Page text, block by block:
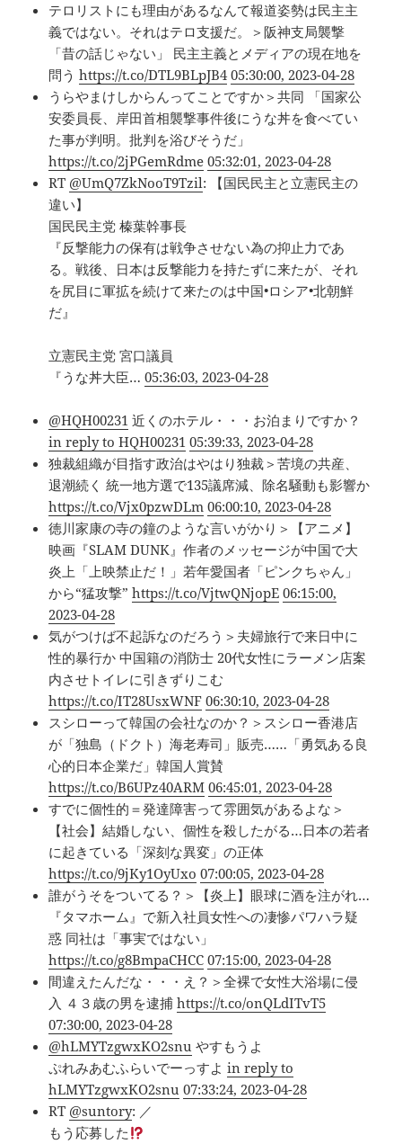
テロリストにも理由があるなんて報道姿勢は民主主
義ではない。それはテロ支援だ。＞阪神支局襲撃
「昔の話じゃない」 民主主義とメディアの現在地を
問うhttps://t.co/DTL9BLpJB4 05:30:00, 2023-04-28
うらやまけしからんってことですか＞共同 「国家公
安委員長、岸田首相襲撃事件後にうな丼を食べてい
た事が判明。批判を浴びそうだ」
https://t.co/2jPGemRdme 05:32:01, 2023-04-28
RT @UmQ7ZkNooT9Tzil: 【国民民主と立憲民主の
違い】
国民民主党 榛葉幹事長
『反撃能力の保有は戦争させない為の抑止力であ
る。戦後、日本は反撃能力を持たずに来たが、それ
を尻目に軍拡を続けて来たのは中国•ロシア•北朝鮮
だ』
立憲民主党 宮口議員
『うな丼大臣…05:36:03, 2023-04-28
@HQH00231 近くのホテル・・・お泊まりですか？
in reply to HQH00231 05:39:33, 2023-04-28
独裁組織が目指す政治はやはり独裁＞苦境の共産、
退潮続く 統一地方選で135議席減、除名騒動も影響か
https://t.co/Vjx0pzwDLm 06:00:10, 2023-04-28
徳川家康の寺の鐘のような言いがかり＞【アニメ】
映画『SLAM DUNK』作者のメッセージが中国で大
炎上「上映禁止だ！」若年愛国者「ピンクちゃん」
から“猛攻撃”https://t.co/VjtwQNjopE 06:15:00,
2023-04-28
気がつけば不起訴なのだろう＞夫婦旅行で来日中に
性的暴行か 中国籍の消防士 20代女性にラーメン店案
内させトイレに引きずりこむ
https://t.co/IT28UsxWNF 06:30:10, 2023-04-28
スシローって韓国の会社なのか？＞スシロー香港店
が「独島（ドクト）海老寿司」販売……「勇気ある良
心的日本企業だ」韓国人賞賛
https://t.co/B6UPz40ARM 06:45:01, 2023-04-28
すでに個性的＝発達障害って雰囲気があるよな＞
【社会】結婚しない、個性を殺したがる…日本の若者
に起きている「深刻な異変」の正体
https://t.co/9jKy1OyUxo 07:00:05, 2023-04-28
誰がうそをついてる？＞【炎上】眼球に酒を注がれ…
『タマホーム』で新入社員女性への凄惨パワハラ疑
惑 同社は「事実ではない」
https://t.co/g8BmpaCHCC 07:15:00, 2023-04-28
間違えたんだな・・・え？＞全裸で女性大浴場に侵
入 ４３歳の男を逮捕https://t.co/onQLdITvT5
07:30:00, 2023-04-28
@hLMYTzgwxKO2snu やすもうよ
ぷれみあむふらいでーっすよin reply to
hLMYTzgwxKO2snu 07:33:24, 2023-04-28
RT @suntory: ／
もう応募した